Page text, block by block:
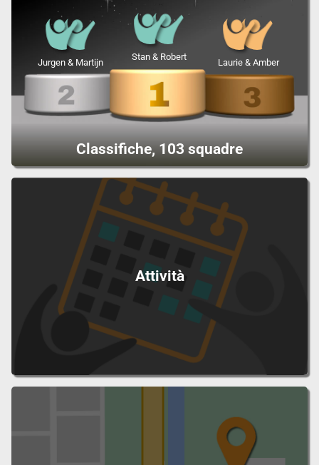
Classifiche, 103 squadre
Stan & Robert
Jurgen & Martijn Laurie & Amber
Attività